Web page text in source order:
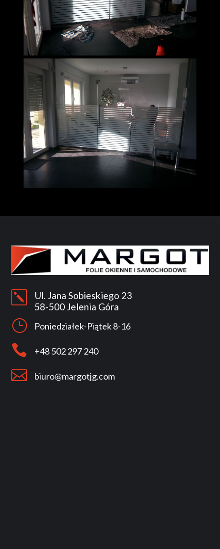
k
Ul. Jana Sobieskiego 23
58-500 Jelenia Góra
} Poniedziałek-Piątek 8-16
 +48 502 297 240
 biuro@margotjg.com